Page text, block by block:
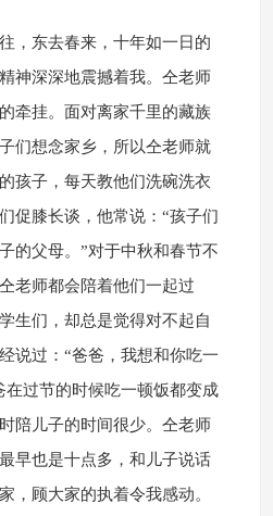
，东去春来，十年如一日的
神深深地震撼着我。仝老师
牵挂。面对离家千里的藏族
们想念家乡，所以仝老师就
孩子，每天教他们洗碗洗衣
促膝长谈，他常说：“孩子们
的父母。”对于中秋和春节不
老师都会陪着他们一起过
生们，却总是觉得对不起自
说过：“爸爸，我想和你吃一
在过节的时候吃一顿饭都变成
陪儿子的时间很少。仝老师
早也是十点多，和儿子说话
，顾大家的执着令我感动。